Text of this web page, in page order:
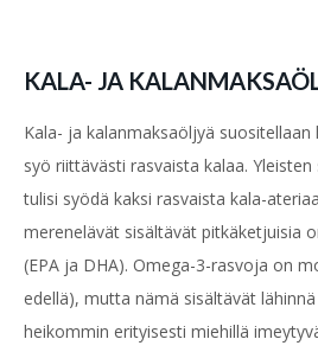
KALA- JA
Kala- ja kalanmaksaöljyä
syö riittävästi rasvaista kalaa.
tulisi syödä kaksi rasvaista kala-
merenelävät sisältävät pitkäketjuisia
(EPA ja DHA). Omega-3-rasvoja on
edellä), mutta nämä sisältävät
heikommin erityisesti miehillä